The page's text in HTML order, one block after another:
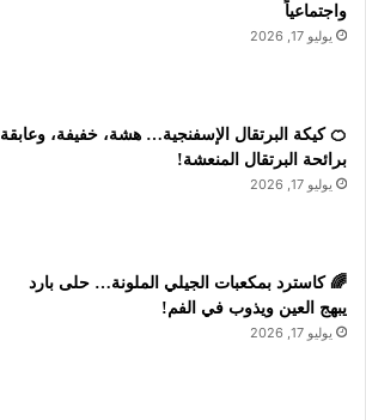
واجتماعياً
يوليو 17, 2026
🍊 كيكة البرتقال الإسفنجية… هشة، خفيفة، وعابقة
برائحة البرتقال المنعشة!
يوليو 17, 2026
🌈 كاسترد بمكعبات الجيلي الملونة… حلى بارد
يبهج العين ويذوب في الفم!
يوليو 17, 2026